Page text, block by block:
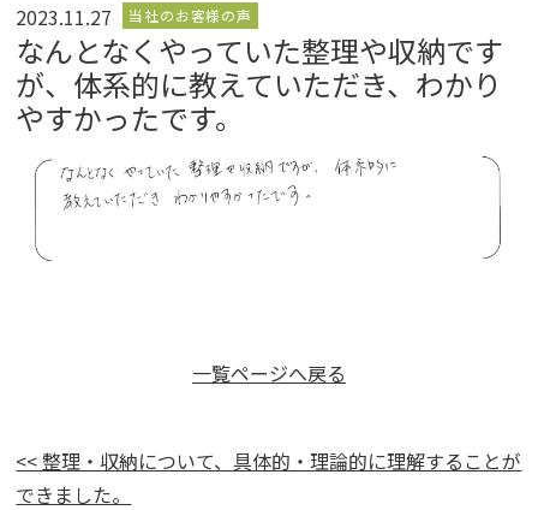
2023.11.27 当社のお客様の声
なんとなくやっていた整理や収納です
が、体系的に教えていただき、わかり
やすかったです。
一覧ページへ戻る
<< 整理・収納について、具体的・理論的に理解することが
できました。